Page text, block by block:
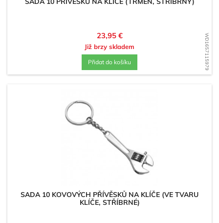
WD1657115979
Cena
23,95 €
Již brzy skladem
Přidat do košíku
SADA 10 KOVOVÝCH PŘÍVĚSKŮ NA KLÍČE (VE TVARU
KLÍČE, STŘÍBRNÉ)